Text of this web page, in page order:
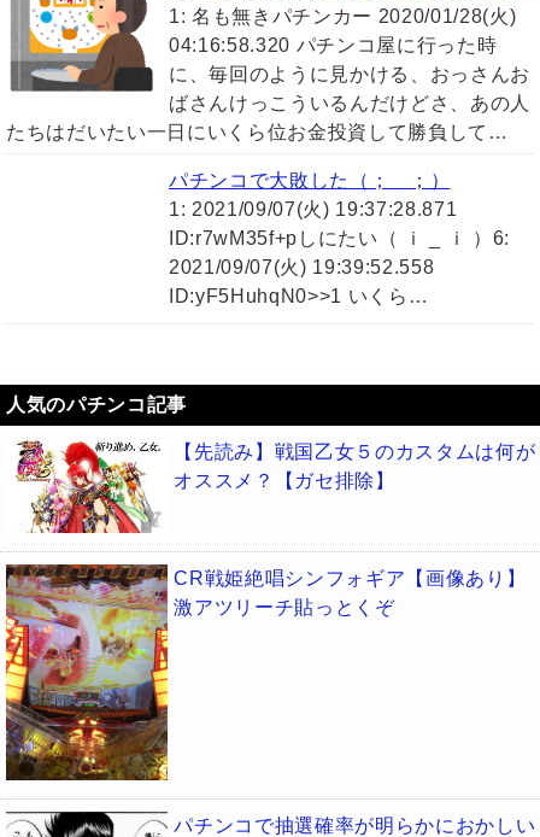
1: 名も無きパチンカー 2020/01/28(火)
04:16:58.320 パチンコ屋に行った時
に、毎回のように見かける、おっさんお
ばさんけっこういるんだけどさ、あの人
たちはだいたい一日にいくら位お金投資して勝負して…
パチンコで大敗した（；＿；）
1: 2021/09/07(火) 19:37:28.871
ID:r7wM35f+pしにたい（ ｉ _ ｉ ）6:
2021/09/07(火) 19:39:52.558
ID:yF5HuhqN0>>1 いくら…
人気のパチンコ記事
【先読み】戦国乙女５のカスタムは何が
オススメ？【ガセ排除】
CR戦姫絶唱シンフォギア【画像あり】
激アツリーチ貼っとくぞ
パチンコで抽選確率が明らかにおかしい